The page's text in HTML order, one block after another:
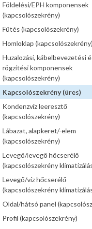
Földelési/EPH komponensek
(kapcsolószekrény)
Fűtés (kapcsolószekrény)
Homloklap (kapcsolószekrény)
Huzalozási, kábelbevezetési
rögzítési komponensek
(kapcsolószekrény)
Kapcsolószekrény (üres)
Kondenzvíz leeresztő
(kapcsolószekrény)
Lábazat, alapkeret/-elem
(kapcsolószekrény)
Levegő/levegő hőcserélő
(kapcsolószekrény
Levegő/víz hőcserélő
(kapcsolószekrény
Oldal/hátsó panel
Profil (kapcsolószekrény)